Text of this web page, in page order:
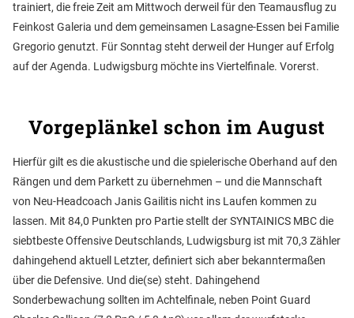
trainiert, die freie Zeit am Mittwoch derweil für den Teamausflug zu
Feinkost Galeria und dem gemeinsamen Lasagne-Essen bei Familie
Gregorio genutzt. Für Sonntag steht derweil der Hunger auf Erfolg
auf der Agenda. Ludwigsburg möchte ins Viertelfinale. Vorerst.
Vorgeplänkel schon im August
Hierfür gilt es die akustische und die spielerische Oberhand auf den
Rängen und dem Parkett zu übernehmen – und die Mannschaft
von Neu-Headcoach Janis Gailitis nicht ins Laufen kommen zu
lassen. Mit 84,0 Punkten pro Partie stellt der SYNTAINICS MBC die
siebtbeste Offensive Deutschlands, Ludwigsburg ist mit 70,3 Zähler
dahingehend aktuell Letzter, definiert sich aber bekanntermaßen
über die Defensive. Und die(se) steht. Dahingehend
Sonderbewachung sollten im Achtelfinale, neben Point Guard